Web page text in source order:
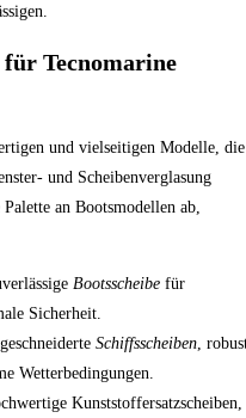
für Tecnomarine
und vielseitigen Modelle, die
und Scheibenverglasung
an Bootsmodellen ab,
Bootsscheibe für
Sicherheit.
Schiffsscheiben ,
Wetterbedingungen.
Kunststoffersatzscheiben,